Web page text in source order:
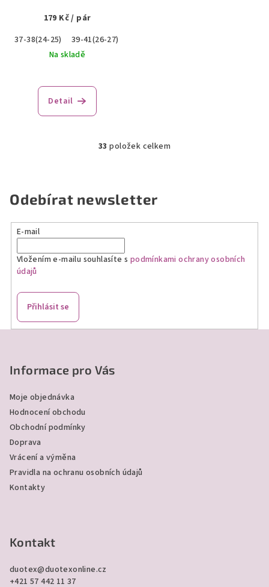
179 Kč/ pár
37-38(24-25)
39-41(26-27)
Na skladě
Detail
O
á
d
a
p
v
33 položek celkem
Odebírat newsletter
E-mail
Vložením e-mailu souhlasíte s podmínkami ochrany osobních
údajů
Přihlásit se
Informace pro Vás
Moje objednávka
Hodnocení obchodu
Obchodní podmínky
Doprava
Vrácení a výměna
Pravidla na ochranu osobních údajů
Kontakty
Kontakt
duotex@duotexonline.cz
+421 57 442 11 37